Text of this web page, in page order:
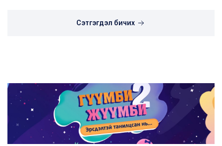
Сэтгэгдэл бичих